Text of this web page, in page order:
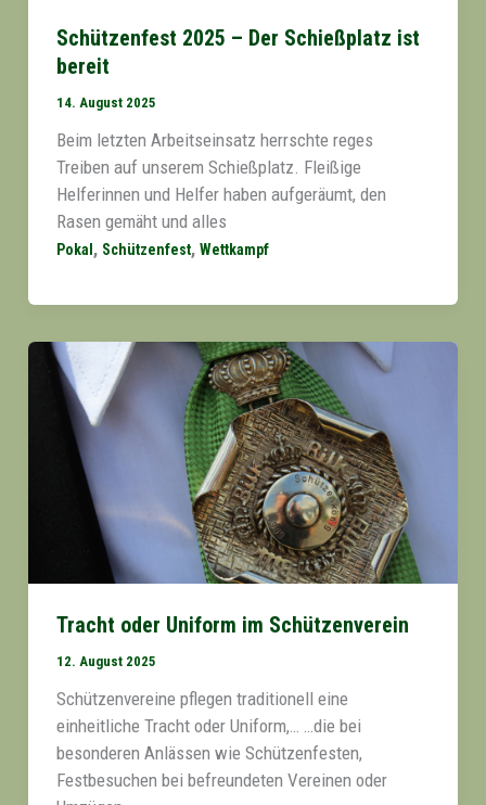
Schützenfest 2025 – Der Schießplatz ist
bereit
14. August 2025
Beim letzten Arbeitseinsatz herrschte reges
Treiben auf unserem Schießplatz. Fleißige
Helferinnen und Helfer haben aufgeräumt, den
Rasen gemäht und alles
Pokal , Schützenfest, Wettkampf
Tracht oder Uniform im Schützenverein
12. August 2025
Schützenvereine pflegen traditionell eine
einheitliche Tracht oder Uniform,… …die bei
besonderen Anlässen wie Schützenfesten,
Festbesuchen bei befreundeten Vereinen oder